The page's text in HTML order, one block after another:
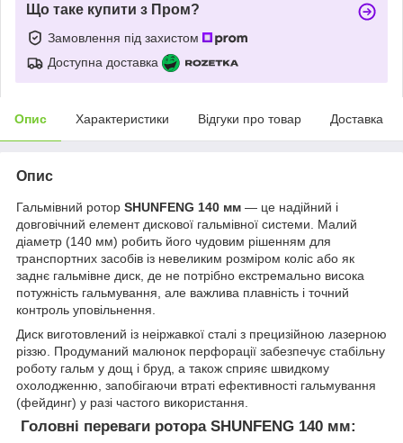
Що таке купити з Пром?
Замовлення під захистом
Доступна доставка
Опис Характеристики Відгуки про товар Доставка
Опис
Гальмівний ротор SHUNFENG 140 мм — це надійний і
довговічний елемент дискової гальмівної системи. Малий
діаметр (140 мм) робить його чудовим рішенням для
транспортних засобів із невеликим розміром коліс або як
заднє гальмівне диск, де не потрібно екстремально висока
потужність гальмування, але важлива плавність і точний
контроль уповільнення.
Диск виготовлений із неіржавкої сталі з прецизійною лазерною
різзю. Продуманий малюнок перфорації забезпечує стабільну
роботу гальм у дощ і бруд, а також сприяє швидкому
охолодженню, запобігаючи втраті ефективності гальмування
(фейдинг) у разі частого використання.
Головні переваги ротора SHUNFENG 140 мм: